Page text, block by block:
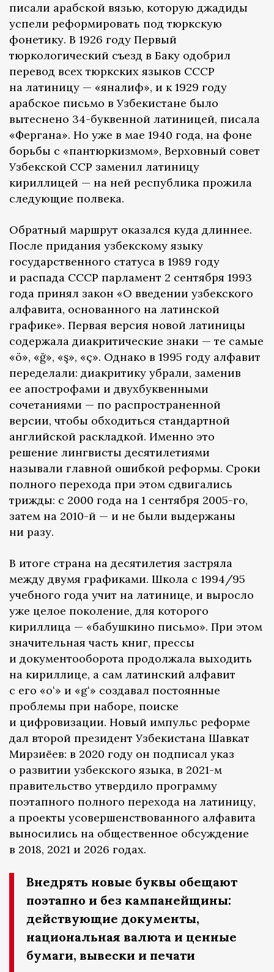
писали арабской вязью, которую джадиды
успели реформировать под тюркскую
фонетику. В 1926 году Первый
тюркологический съезд в Баку одобрил
перевод всех тюркских языков СССР
на латиницу — «яналиф», и к 1929 году
арабское письмо в Узбекистане было
вытеснено 34-буквенной латиницей, писала
«Фергана». Но уже в мае 1940 года, на фоне
борьбы с «пантюркизмом», Верховный совет
Узбекской ССР заменил латиницу
кириллицей — на ней республика прожила
следующие полвека.
Обратный маршрут оказался куда длиннее.
После придания узбекскому языку
государственного статуса в 1989 году
и распада СССР парламент 2 сентября 1993
года принял закон «О введении узбекского
алфавита, основанного на латинской
графике». Первая версия новой латиницы
содержала диакритические знаки — те самые
«ö», «ğ», «ş», «ç». Однако в 1995 году алфавит
переделали: диакритику убрали, заменив
ее апострофами и двухбуквенными
сочетаниями — по распространенной
версии, чтобы обходиться стандартной
английской раскладкой. Именно это
решение лингвисты десятилетиями
называли главной ошибкой реформы. Сроки
полного перехода при этом сдвигались
трижды: с 2000 года на 1 сентября 2005-го,
затем на 2010-й — и не были выдержаны
ни разу.
В итоге страна на десятилетия застряла
между двумя графиками. Школа с 1994/95
учебного года учит на латинице, и выросло
уже целое поколение, для которого
кириллица — «бабушкино письмо». При этом
значительная часть книг, прессы
и документооборота продолжала выходить
на кириллице, а сам латинский алфавит
с его «oʻ» и «gʻ» создавал постоянные
проблемы при наборе, поиске
и цифровизации. Новый импульс реформе
дал второй президент Узбекистана Шавкат
Мирзиёев: в 2020 году он подписал указ
о развитии узбекского языка, в 2021-м
правительство утвердило программу
поэтапного полного перехода на латиницу,
а проекты усовершенствованного алфавита
выносились на общественное обсуждение
в 2018, 2021 и 2026 годах.
Внедрять новые буквы обещают
поэтапно и без кампанейщины:
действующие документы,
национальная валюта и ценные
бумаги, вывески и печати